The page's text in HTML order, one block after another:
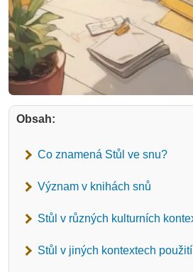
Obsah:
Co znamená Stůl ve snu?
Význam v knihách snů
Stůl v různých kulturních
Stůl v jiných kontextech použití